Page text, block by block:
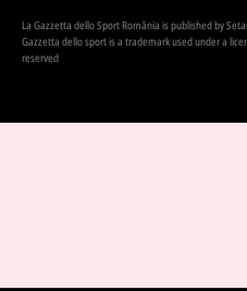
La Gazzetta dello Sport România is published by
Gazzetta dello sport is a trademark used under a
reserved